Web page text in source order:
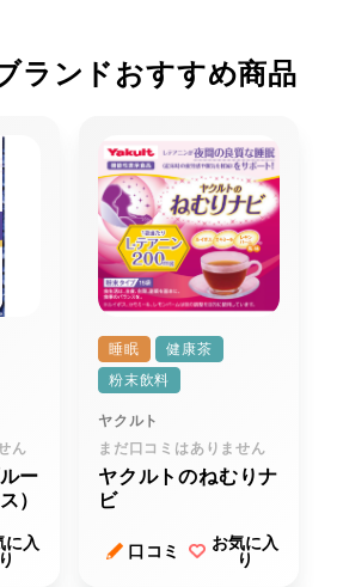
ランドおすすめ商品
ん
ー
）
に入
り
睡眠
健康茶
粉末飲料
ヤクルト
まだ口コミはありません
ヤクルトのねむりナ
ビ
口コミ
お気に入
り